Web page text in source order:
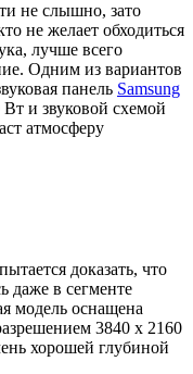
не слышно, зато
не желает обходиться
лучше всего
Одним из вариантов
панель Samsung
и звуковой схемой
атмосферу
доказать, что
даже в сегменте
модель оснащена
3840 x 2160
хорошей глубиной